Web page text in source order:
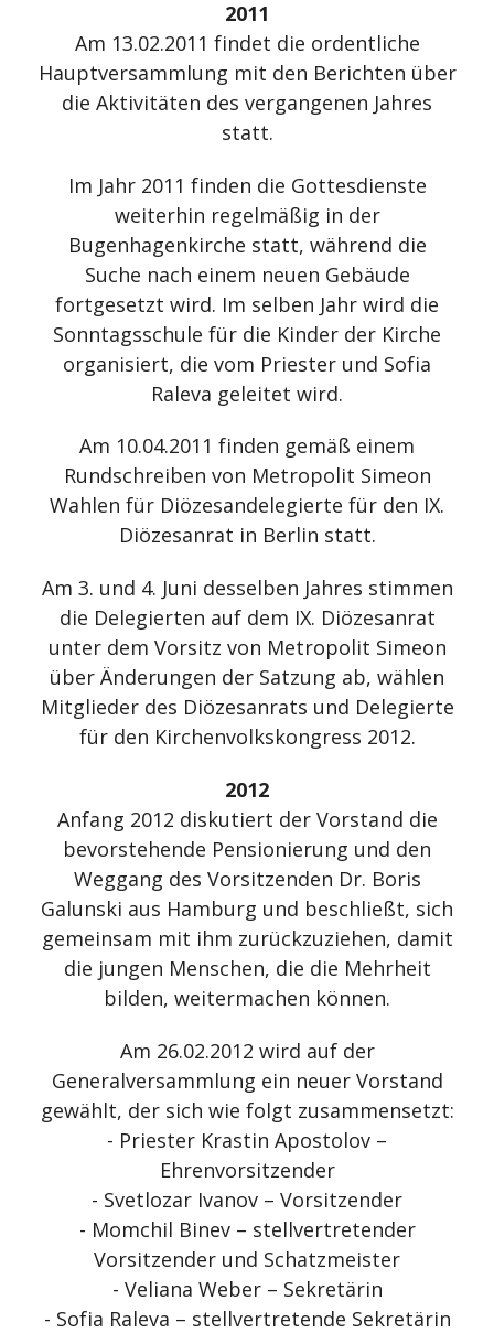
2011
Am 13.02.2011 findet die ordentliche
Hauptversammlung mit den Berichten über
die Aktivitäten des vergangenen Jahres
statt.
Im Jahr 2011 finden die Gottesdienste
weiterhin regelmäßig in der
Bugenhagenkirche statt, während die
Suche nach einem neuen Gebäude
fortgesetzt wird. Im selben Jahr wird die
Sonntagsschule für die Kinder der Kirche
organisiert, die vom Priester und Sofia
Raleva geleitet wird.
Am 10.04.2011 finden gemäß einem
Rundschreiben von Metropolit Simeon
Wahlen für Diözesandelegierte für den IX.
Diözesanrat in Berlin statt.
Am 3. und 4. Juni desselben Jahres stimmen
die Delegierten auf dem IX. Diözesanrat
unter dem Vorsitz von Metropolit Simeon
über Änderungen der Satzung ab, wählen
Mitglieder des Diözesanrats und Delegierte
für den Kirchenvolkskongress 2012.
2012
Anfang 2012 diskutiert der Vorstand die
bevorstehende Pensionierung und den
Weggang des Vorsitzenden Dr. Boris
Galunski aus Hamburg und beschließt, sich
gemeinsam mit ihm zurückzuziehen, damit
die jungen Menschen, die die Mehrheit
bilden, weitermachen können.
Am 26.02.2012 wird auf der
Generalversammlung ein neuer Vorstand
gewählt, der sich wie folgt zusammensetzt:
- Priester Krastin Apostolov –
Ehrenvorsitzender
- Svetlozar Ivanov – Vorsitzender
- Momchil Binev – stellvertretender
Vorsitzender und Schatzmeister
- Veliana Weber – Sekretärin
- Sofia Raleva – stellvertretende Sekretärin